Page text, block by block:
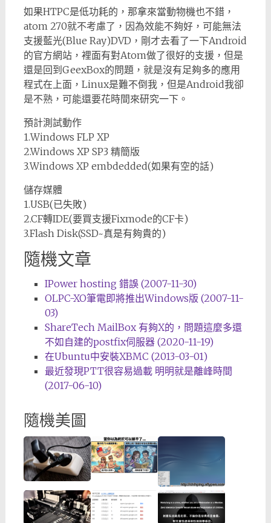
如果HTPC是低功耗的，那拿來當動物機也不錯，
atom 270就不考慮了，因為效能不夠好，可能無法
支援藍光(Blue Ray)DVD，剛才去看了一下Android
的官方網站，裡面有對Atom做了很好的支援，但是
還是回到GeexBox的問題，就是沒有足夠多的應用
程式在上面，Linux是難不倒我，但是Android我卻
是不熟，可能還要花時間來研究一下。
預計測試動作
1.Windows FLP XP
2.Windows XP SP3 精簡版
3.Windows XP embdedded(如果有空的話)
儲存媒體
1.USB(已失敗)
2.CF轉IDE(要買支援Fixmode的CF卡)
3.Flash Disk(SSD~真是有夠貴的)
隨機文章
IPower hosting 錯誤 (2007-11-30)
OLPC-XO筆電即將推出Windows版 (2007-11-
03)
ShareTech MailBox 有夠X的，問題這麼多還
不如自建的postfix伺服器 (2020-11-19)
在Ubuntu中安裝XBMC (2013-03-01)
最近發現PTT很容易過載 明明就是離峰時間
(2017-06-10)
隨機美圖